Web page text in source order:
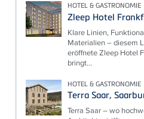
HOTEL & GASTRONOMIE
Zleep Hotel
Klare Linien,
Materialien – diesem
eröffnete Zleep Hotel
bringt...
HOTEL & GASTRONOMIE
Terra Saar,
Terra Saar – wo